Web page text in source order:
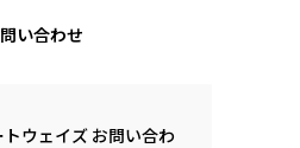
い合わせ
ウェイズ お問い合わ